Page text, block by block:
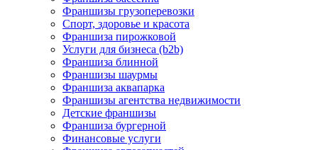
Франшизы грузоперевозки
Спорт, здоровье и красота
Франшиза пирожковой
Услуги для бизнеса (b2b)
Франшиза блинной
Франшизы шаурмы
Франшиза аквапарка
Франшизы агентства недвижимости
Детские франшизы
Франшиза бургерной
Финансовые услуги